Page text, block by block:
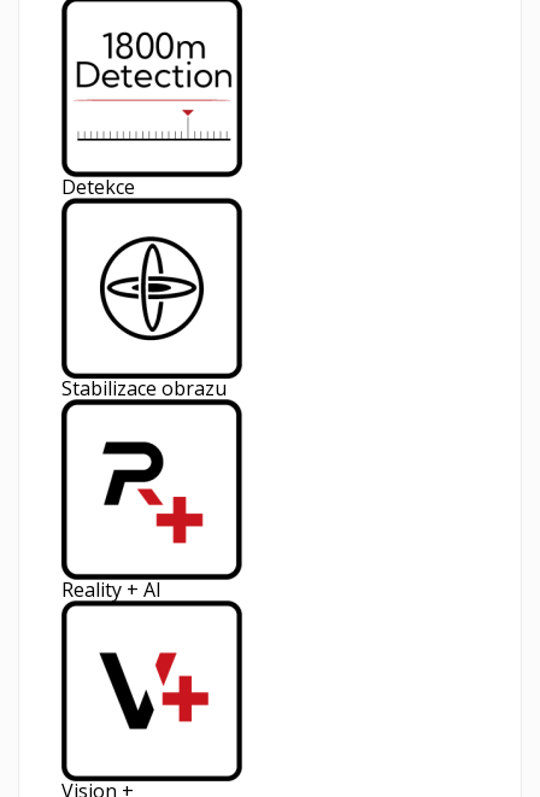
Detekce
Stabilizace obrazu
Reality + AI
Vision +